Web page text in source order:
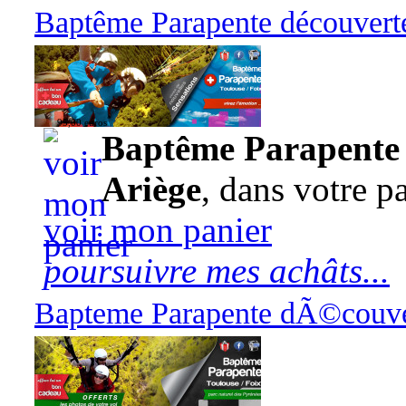
Baptême Parapente
95,00 euros
Baptême
Ariège, dans votre
voir mon panier
poursuivre mes achâts...
Bapteme Parapente